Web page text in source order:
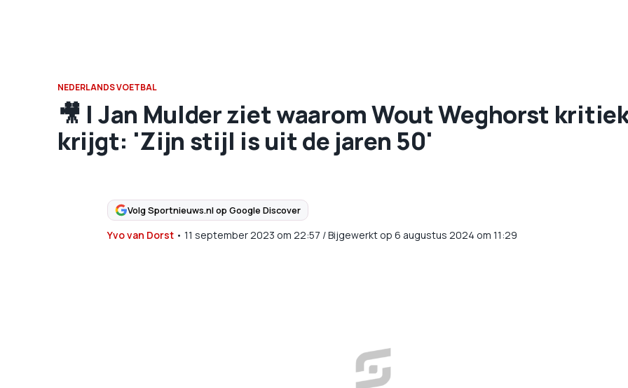
NEDERLANDS VOETBAL
🎥 | Jan Mulder ziet waarom Wout Weghorst
krijgt: 'Zijn stijl is uit de jaren 50'
Volg Sportnieuws.nl op Google Discover
Yvo van Dorst• 11 september 2023 om 22:57 /Bijgewerkt op 6 augustus 2024 om 11:29